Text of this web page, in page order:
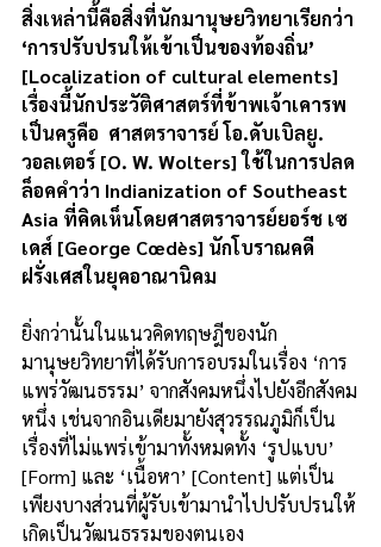
สิ่งเหล่านี้คือสิ่งที่นักมานุษยวิทยาเรียกว่า
‘การปรับปรนให้เข้าเป็นของท้องถิ่น’
[Localization of cultural elements]
เรื่องนี้นักประวัติศาสตร์ที่ข้าพเจ้าเคารพ
เป็นครูคือ  ศาสตราจารย์ โอ.ดับเบิลยู.
วอลเตอร์ [O. W. Wolters] ใช้ในการปลด
ล็อคคำว่า Indianization of Southeast
Asia ที่คิดเห็นโดยศาสตราจารย์ยอร์ช เซ
เดส์ [George Cœdès] นักโบราณคดี
ฝรั่งเศสในยุคอาณานิคม
ยิ่งกว่านั้นในแนวคิดทฤษฎีของนัก
มานุษยวิทยาที่ได้รับการอบรมในเรื่อง ‘การ
แพร่วัฒนธรรม’ จากสังคมหนึ่งไปยังอีกสังคม
หนึ่ง เช่นจากอินเดียมายังสุวรรณภูมิก็เป็น
เรื่องที่ไม่แพร่เข้ามาทั้งหมดทั้ง ‘รูปแบบ’
[Form] และ ‘เนื้อหา’ [Content] แต่เป็น
เพียงบางส่วนที่ผู้รับเข้ามานำไปปรับปรนให้
เกิดเป็นวัฒนธรรมของตนเอง